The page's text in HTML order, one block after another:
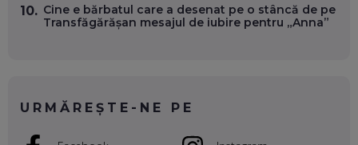
EP. 52
PARTICIPANȚII LA DEZBATERILE DE PE REȚELE SOCIALE
10. Cine e bărbatul care a desenat pe o stâncă de pe
Transfăgărășan mesajul de iubire pentru „Anna”
URMĂREȘTE-NE PE